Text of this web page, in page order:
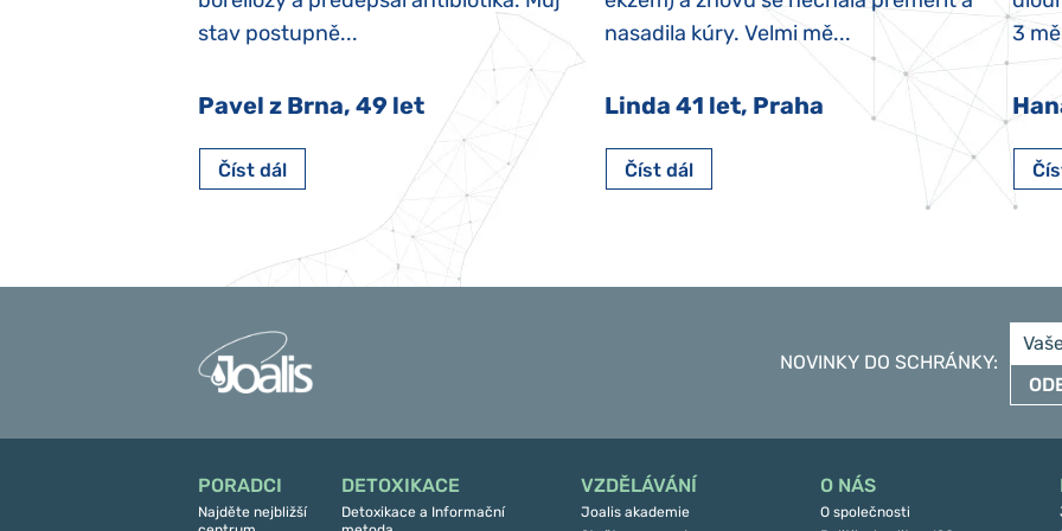
stav postupně...
Pavel z Brna, 49 let
Číst dál
nasadila kúry. Velmi mě...
Linda 41 let, Praha
Číst dál
3
NOVINKY DO SCHRÁNKY:
PORADCI
Najděte nejbližší
DETOXIKACE
Detoxikace a Informační
VZDĚLÁVÁNÍ
Joalis akademie
O NÁS
O společnosti